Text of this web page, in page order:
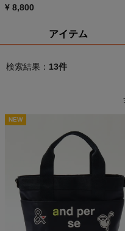
¥ 8,800
アイテム
検索結果： 13件
NEW